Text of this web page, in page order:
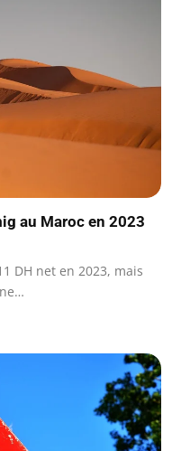
au Maroc en 2023
DH net en 2023, mais